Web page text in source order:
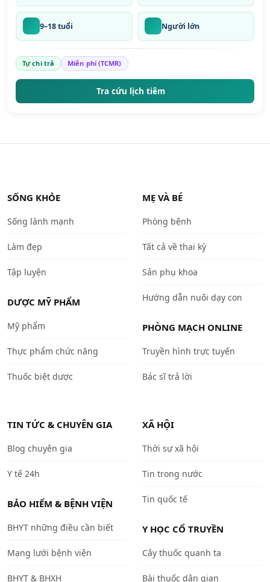
9–18 tuổi Người lớn
Tự chi trả Miễn phí (TCMR)
Tra cứu lịch tiêm
SỐNG KHỎE
Sống lành mạnh
Làm đẹp
Tập luyện
DƯỢC MỸ PHẨM
Mỹ phẩm
Thực phẩm chức năng
Thuốc biệt dược
MẸ VÀ BÉ
Phòng bệnh
Tất cả về thai kỳ
Sản phụ khoa
Hướng dẫn nuôi dạy con
PHÒNG MẠCH ONLINE
Truyền hình trực tuyến
Bác sĩ trả lời
TIN TỨC & CHUYÊN GIA
Blog chuyên gia
Y tế 24h
BẢO HIỂM & BỆNH VIỆN
BHYT những điều cần biết
Mạng lưới bệnh viện
BHYT & BHXH
XÃ HỘI
Thời sự xã hội
Tin trong nước
Tin quốc tế
Y HỌC CỔ TRUYỀN
Cây thuốc quanh ta
Bài thuốc dân gian